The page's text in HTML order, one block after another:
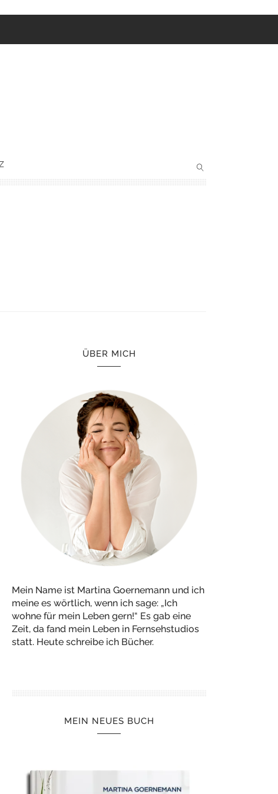
ÜBER MICH
Mein Name ist Martina Goernemann und ich
meine es wörtlich, wenn ich sage: „Ich
wohne für mein Leben gern!“ Es gab eine
Zeit, da fand mein Leben in Fernsehstudios
statt. Heute schreibe ich Bücher.
MEIN NEUES BUCH